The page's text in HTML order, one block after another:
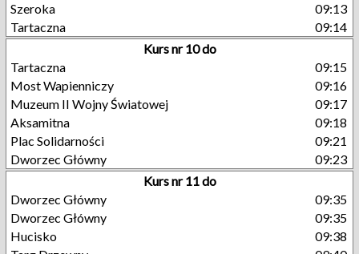
Szeroka
09:13
Tartaczna
09:14
Kurs nr 10 do
Tartaczna
09:15
Most Wapienniczy
09:16
Muzeum II Wojny Światowej
09:17
Aksamitna
09:18
Plac Solidarności
09:21
Dworzec Główny
09:23
Kurs nr 11 do
Dworzec Główny
09:35
Dworzec Główny
09:35
Hucisko
09:38